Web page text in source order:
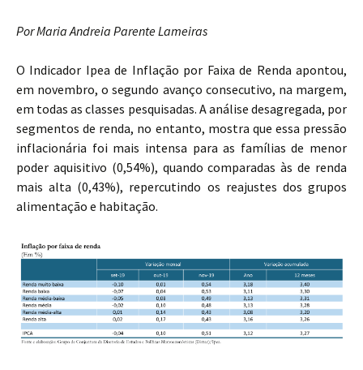
Por Maria Andreia Parente Lameiras
O Indicador Ipea de Inflação por Faixa de Renda apontou,
em novembro, o segundo avanço consecutivo, na margem,
em todas as classes pesquisadas. A análise desagregada, por
segmentos de renda, no entanto, mostra que essa pressão
inflacionária foi mais intensa para as famílias de menor
poder aquisitivo (0,54%), quando comparadas às de renda
mais alta (0,43%), repercutindo os reajustes dos grupos
alimentação e habitação.